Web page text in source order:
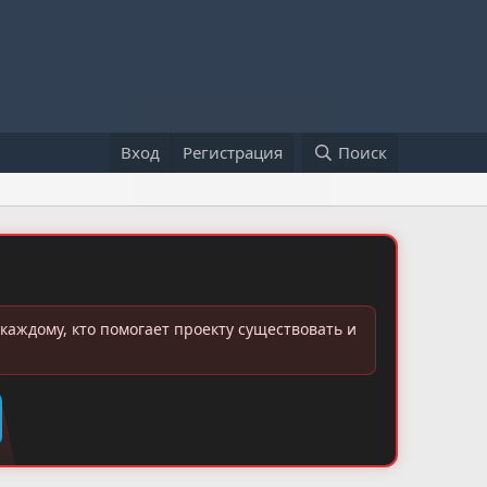
Вход Регистрация Поиск
кто помогает проекту существовать и